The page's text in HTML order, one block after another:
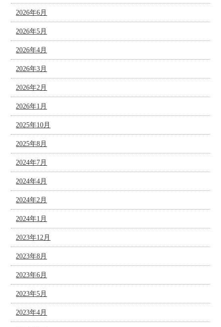
2026年6月
2026年5月
2026年4月
2026年3月
2026年2月
2026年1月
2025年10月
2025年8月
2024年7月
2024年4月
2024年2月
2024年1月
2023年12月
2023年8月
2023年6月
2023年5月
2023年4月